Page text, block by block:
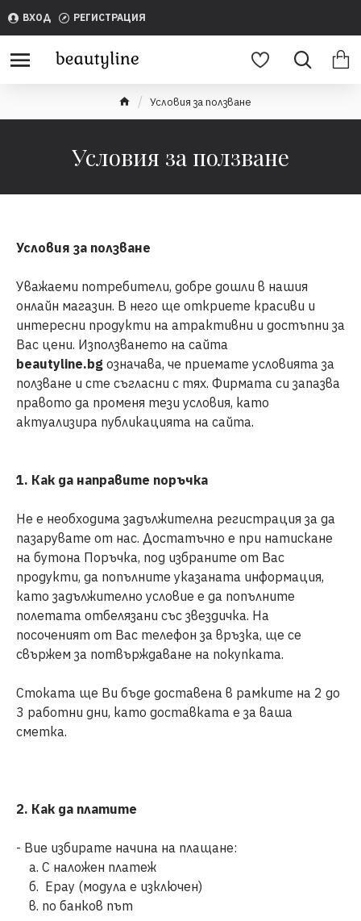
ВХОД РЕГИСТРАЦИЯ
Условия за ползване
Условия за ползване
Условия за ползване
Уважаеми потребители, добре дошли в нашия
онлайн магазин. В него ще откриете красиви и
интересни продукти на атрактивни и достъпни за
Вас цени. Използването на сайта
beautyline.bg означава, че приемате условията за
ползване и сте съгласни с тях. Фирмата си запазва
правото да променя тези условия, като
актуализира публикацията на сайта.
1. Как да направите поръчка
Не е необходима задължителна регистрация за да
пазарувате от нас. Достатъчно е при натискане
на бутона Поръчка, под избраните от Вас
продукти, да попълните указаната информация,
като задължително условие е да попълните
полетата отбелязани със звездичка. На
посоченият от Вас телефон за връзка, ще се
свържем за потвърждаване на покупката.
Стоката ще Ви бъде доставена в рамките на 2 до
3 работни дни, като доставката е за ваша
сметка.
2. Как да платите
- Вие избирате начина на плащане:
а. С наложен платеж
б. Epay (модула е изключен)
в. по банков път